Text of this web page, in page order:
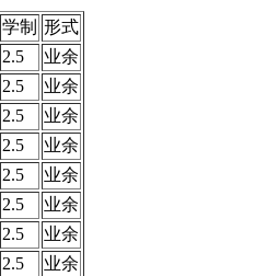
学制 形式
2.5
业余
2.5
业余
2.5
业余
2.5
业余
2.5
业余
2.5
业余
2.5
业余
2.5 业余